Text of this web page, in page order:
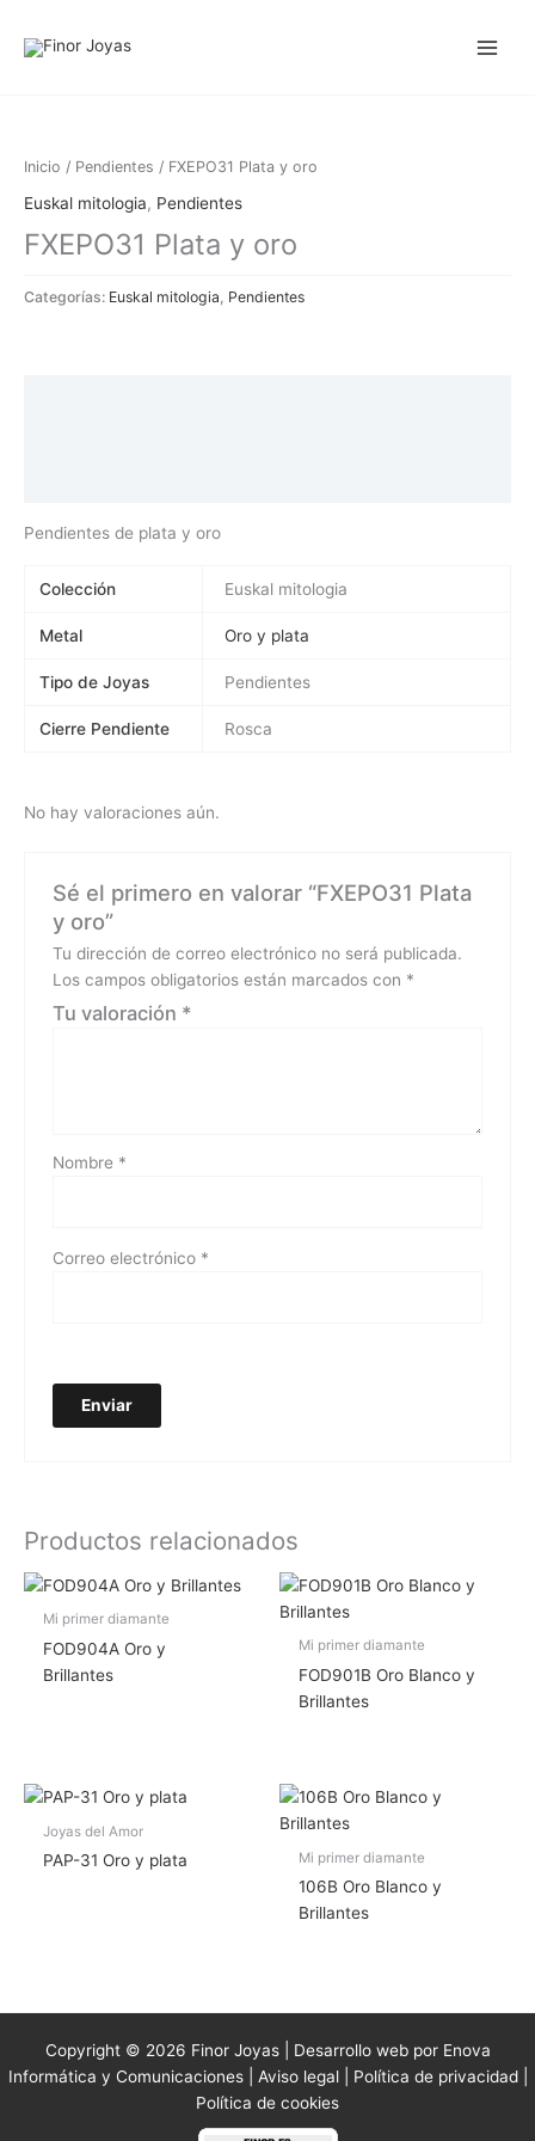
Inicio / Pendientes / FXEPO31 Plata y oro
Euskal mitologia, Pendientes
FXEPO31 Plata y oro
Categorías: Euskal mitologia Pendientes
Pendientes de plata y oro
Colección Euskal mitologia
Metal Oro y plata
Tipo de Joyas Pendientes
Cierre Pendiente Rosca
No hay valoraciones aún.
Sé el primero en valorar “FXEPO31 Plata
y oro”
Tu dirección de correo electrónico no será publicada.
Los campos obligatorios están marcados con *
Tu valoración *
Nombre *
Correo electrónico *
Productos relacionados
Mi primer diamante
FOD904A Oro y
Brillantes
Mi primer diamante
FOD901B Oro Blanco y
Brillantes
Joyas del Amor
PAP-31 Oro y plata Mi primer diamante
106B Oro Blanco y
Brillantes
Copyright © 2026 Finor Joyas | Desarrollo web por Enova
Informática y Comunicaciones | Aviso legal| Política de privacidad|
Política de cookies